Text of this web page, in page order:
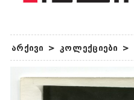
არქივი > კოლექციები >